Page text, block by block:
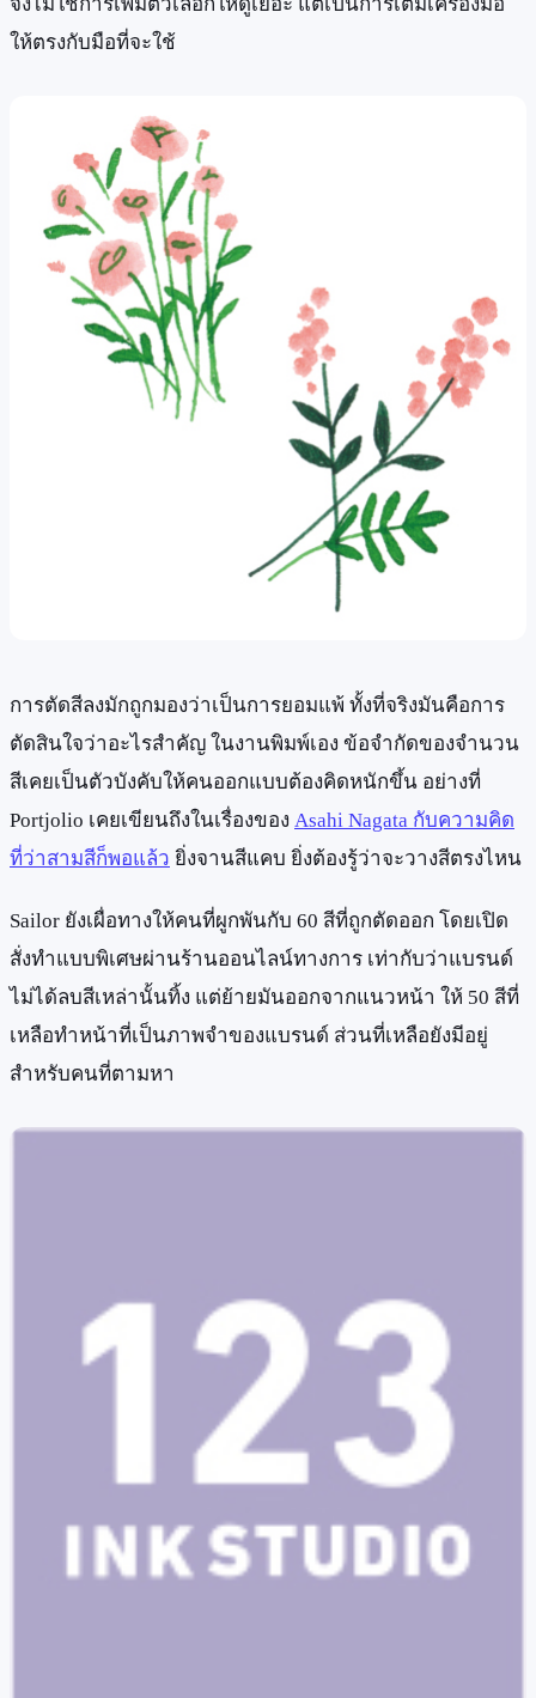
ให้ตรงกับมือที่จะใช้
การตัดสีลงมักถูกมองว่าเป็นการยอมแพ้ ทั้งที่จริงมันคือการ
ตัดสินใจว่าอะไรสำคัญ ในงานพิมพ์เอง ข้อจำกัดของจำนวน
สีเคยเป็นตัวบังคับให้คนออกแบบต้องคิดหนักขึ้น อย่างที่
Portjolio เคยเขียนถึงในเรื่องของ Asahi Nagata กับความคิด
ที่ว่าสามสีก็พอแล้ว ยิ่งจานสีแคบ ยิ่งต้องรู้ว่าจะวางสีตรงไหน
Sailor ยังเผื่อทางให้คนที่ผูกพันกับ 60 สีที่ถูกตัดออก โดยเปิด
สั่งทำแบบพิเศษผ่านร้านออนไลน์ทางการ เท่ากับว่าแบรนด์
ไม่ได้ลบสีเหล่านั้นทิ้ง แต่ย้ายมันออกจากแนวหน้า ให้ 50 สีที่
เหลือทำหน้าที่เป็นภาพจำของแบรนด์ ส่วนที่เหลือยังมีอยู่
สำหรับคนที่ตามหา